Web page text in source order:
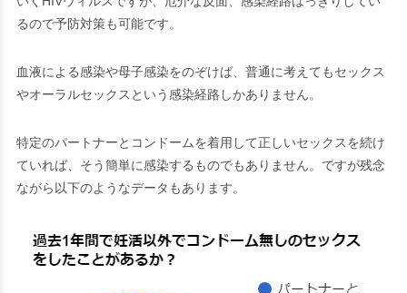
るので予防対策も可能です。
血液による感染や母子感染をのぞけば、普通に考えてもセックス
やオーラルセックスという感染経路しかありません。
特定のパートナーとコンドームを着用して正しいセックスを続け
ていれば、そう簡単に感染するものでもありません。ですが残念
ながら以下のようなデータもあります。